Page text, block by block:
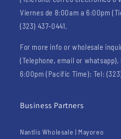
Viernes de 8:00am a 6:00pm
(323) 437-0441.
For more info or wholesale
(Telephone, email or
6:00pm (Pacific Time): Tel:
Business Partners
Nantlis Wholesale | Mayoreo